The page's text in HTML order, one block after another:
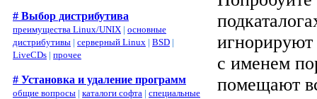
# Выбор дистрибутива
преимущества Linux/UNIX | основные
дистрибутивы | серверный Linux | BSD |
LiveCDs | прочее
# Установка и удаление программ
общие вопросы | каталоги софта | специальные
игнорируют
с именем
помещают